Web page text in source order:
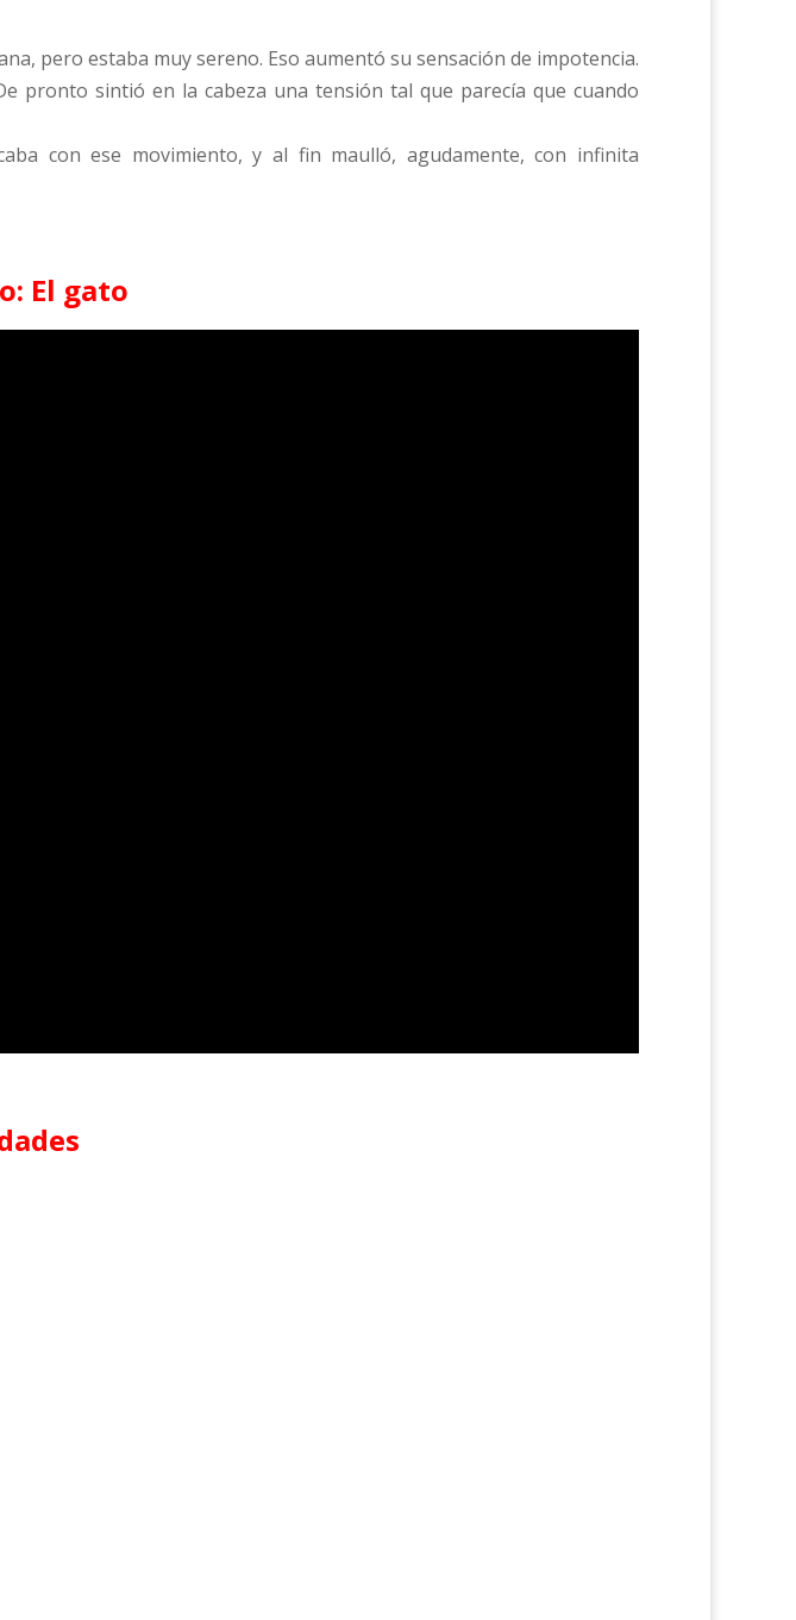
pero estaba muy sereno. Eso aumentó su sensación de impotencia.
pronto sintió en la cabeza una tensión tal que parecía que cuando
con ese movimiento, y al fin maulló, agudamente, con infinita
El gato